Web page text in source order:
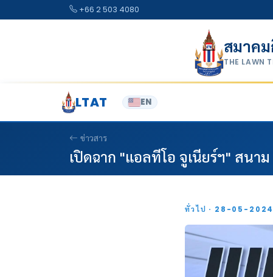
+66 2 503 4080
สมาค
THE LAWN
LTAT EN
ข่าวสาร
เปิดฉาก "แอลทีโอ จูเนียร์ฯ" สนา
ทั่วไป · 28-05-2024